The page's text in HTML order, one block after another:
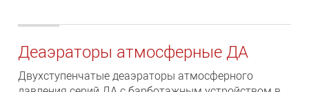
Деаэраторы атмосферные ДА
Двухступенчатые деаэраторы атмосферного